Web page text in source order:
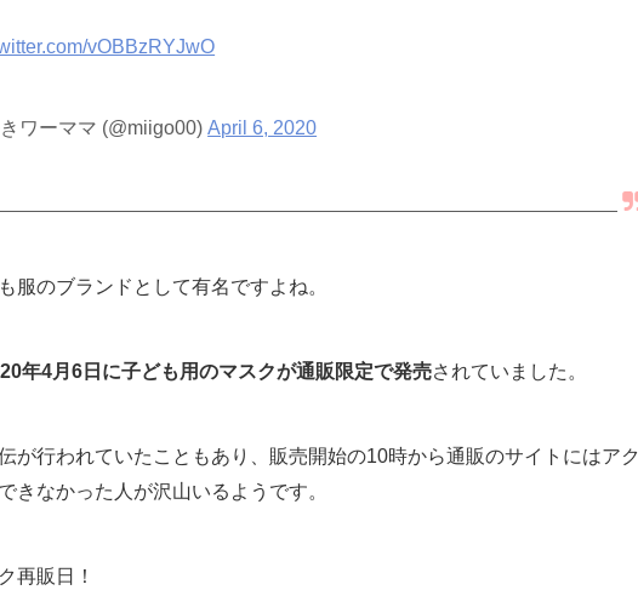
vOBBzRYJwO
ワーママ (@miigo00)April 6, 2020
服のブランドとして有名ですよね。
年4月6日に子ども用のマスクが通販限定で発売されていました。
が行われていたこともあり、販売開始の10時から通販のサイトにはアク
きなかった人が沢山いるようです。
再販日！